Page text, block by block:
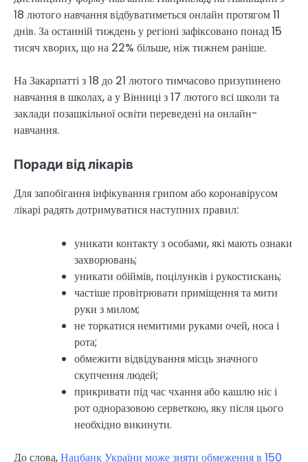
18 лютого навчання відбуватиметься онлайн протягом 11
днів. За останній тиждень у регіоні зафіксовано понад 15
тисяч хворих, що на 22% більше, ніж тижнем раніше.
На Закарпатті з 18 до 21 лютого тимчасово призупинено
навчання в школах, а у Вінниці з 17 лютого всі школи та
заклади позашкільної освіти переведені на онлайн-
навчання.
Поради від лікарів
Для запобігання інфікування грипом або коронавірусом
лікарі радять дотримуватися наступних правил:
уникати контакту з особами, які мають ознаки
захворювань;
уникати обіймів, поцілунків і рукостискань;
частіше провітрювати приміщення та мити
руки з милом;
не торкатися немитими руками очей, носа і
рота;
обмежити відвідування місць значного
скупчення людей;
прикривати під час чхання або кашлю ніс і
рот одноразовою серветкою, яку після цього
необхідно викинути.
До слова,Нацбанк України може зняти обмеження в 150